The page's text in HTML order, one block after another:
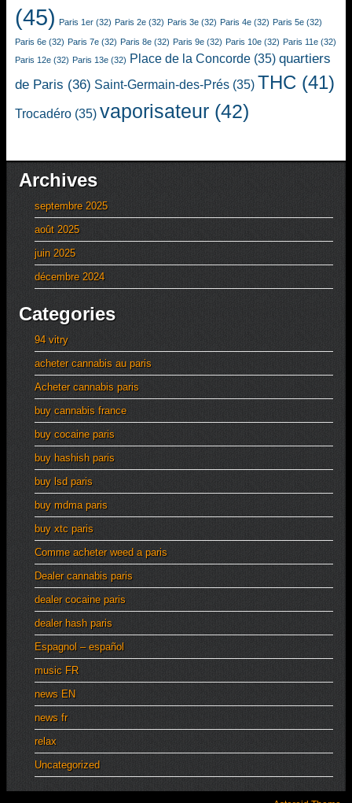
(45) Paris 1er (32) Paris 2e (32) Paris 3e (32) Paris 4e (32) Paris 5e (32)
Paris 6e (32) Paris 7e (32) Paris 8e (32) Paris 9e (32) Paris 10e (32) Paris 11e (32)
Paris 12e (32) Paris 13e (32) Place de la Concorde (35) quartiers
de Paris (36) Saint-Germain-des-Prés (35) THC (41)
Trocadéro (35) vaporisateur (42)
Archives
septembre 2025
août 2025
juin 2025
décembre 2024
Categories
94 vitry
acheter cannabis au paris
Acheter cannabis paris
buy cannabis france
buy cocaine paris
buy hashish paris
buy lsd paris
buy mdma paris
buy xtc paris
Comme acheter weed a paris
Dealer cannabis paris
dealer cocaine paris
dealer hash paris
Espagnol – español
music FR
news EN
news fr
relax
Uncategorized